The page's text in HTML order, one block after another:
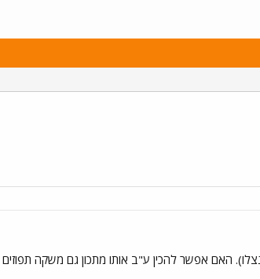
האם אפשר להכין ע"ב אותו מתכון גם משקה